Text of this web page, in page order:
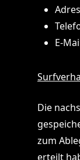
E-
Die
zum
erteilt